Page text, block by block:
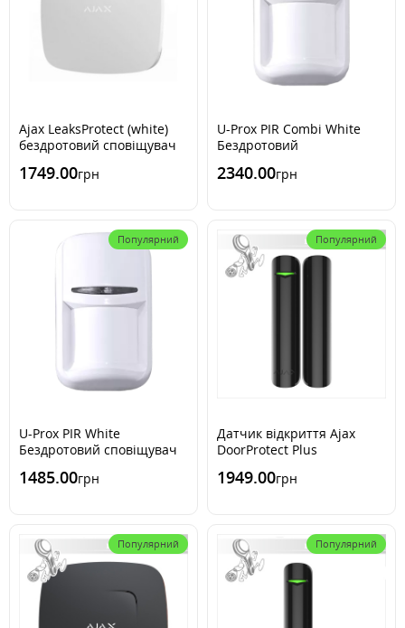
Ajax LeaksProtect (white)
бездротовий сповіщувач
1749.00грн
U-Prox PIR Combi White
Бездротовий
руху та розбиття скла з
2340.00грн
Популярний
U-Prox PIR White
Бездротовий сповіщувач
тварин
1485.00грн
Популярний
Датчик відкриття Ajax
DoorProtect Plus
1949.00грн
Популярний Популярний